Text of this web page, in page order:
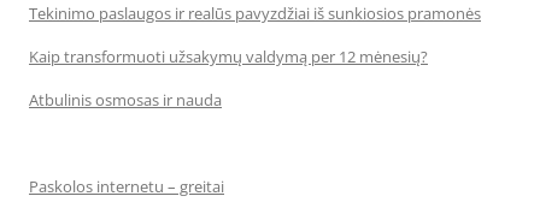
Tekinimo paslaugos ir realūs pavyzdžiai iš sunkiosios pramonės
Kaip transformuoti užsakymų valdymą per 12 mėnesių?
Atbulinis osmosas ir nauda
Paskolos internetu – greitai